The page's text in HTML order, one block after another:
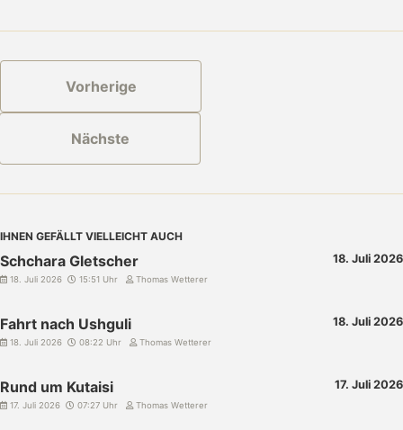
Vorherige
Nächste
IHNEN GEFÄLLT VIELLEICHT AUCH
Schchara Gletscher 18. Juli 2026
18. Juli 2026 15:51 Uhr Thomas Wetterer
Fahrt nach Ushguli 18. Juli 2026
18. Juli 2026 08:22 Uhr Thomas Wetterer
Rund um Kutaisi 17. Juli 2026
17. Juli 2026 07:27 Uhr Thomas Wetterer